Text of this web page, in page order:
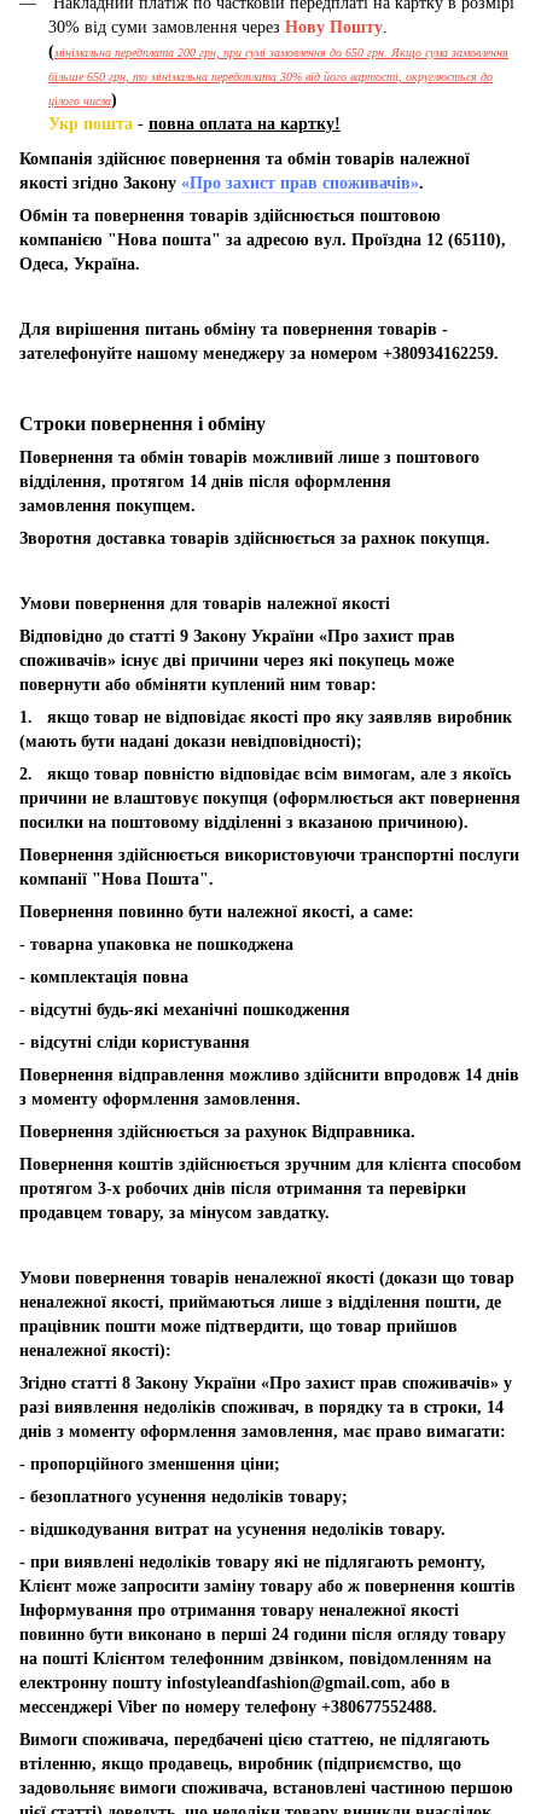
30% від суми замовлення через Нову Пошту.
(мінімальна передплата 200 грн, при сумі замовлення до 650 грн. Якщо сума замовлення
більше 650 грн, то мінімальна передоплата 30% від його вартості, округлюється до
цілого числа)
Укр пошта - повна оплата на картку!
Компанія здійснює повернення та обмін товарів належної
якості згідно Закону «Про захист прав споживачів».
Обмін та повернення товарів здійснюється поштовою
компанією "Нова пошта" за адресою вул. Проїздна 12 (65110),
Одеса, Україна.
Для вирішення питань обміну та повернення товарів -
зателефонуйте нашому менеджеру за номером +380934162259.
Строки повернення і обміну
Повернення та обмін товарів можливий лише з поштового
відділення, протягом 14 днів після оформлення
замовлення покупцем.
Зворотня доставка товарів здійснюється за рахнок покупця.
Умови повернення для товарів належної якості
Відповідно до статті 9 Закону України «Про захист прав
споживачів» існує дві причини через які покупець може
повернути або обміняти куплений ним товар:
1. якщо товар не відповідає якості про яку заявляв виробник
(мають бути надані докази невідповідності);
2. якщо товар повністю відповідає всім вимогам, але з якоїсь
причини не влаштовує покупця (оформлюється акт повернення
посилки на поштовому відділенні з вказаною причиною).
Повернення здійснюється використовуючи транспортні послуги
компанії "Нова Пошта".
Повернення повинно бути належної якості, а саме:
- товарна упаковка не пошкоджена
- комплектація повна
- відсутні будь-які механічні пошкодження
- відсутні сліди користування
Повернення відправлення можливо здійснити впродовж 14 днів
з моменту оформлення замовлення.
Повернення здійснюється за рахунок Відправника.
Повернення коштів здійснюється зручним для клієнта способом
протягом 3-х робочих днів після отримання та перевірки
продавцем товару, за мінусом завдатку.
Умови повернення товарів неналежної якості (докази що товар
неналежної якості, приймаються лише з відділення пошти, де
працівник пошти може підтвердити, що товар прийшов
неналежної якості):
Згідно статті 8 Закону України «Про захист прав споживачів» у
разі виявлення недоліків споживач, в порядку та в строки, 14
днів з моменту оформлення замовлення, має право вимагати:
- пропорційного зменшення ціни;
- безоплатного усунення недоліків товару;
- відшкодування витрат на усунення недоліків товару.
- при виявлені недоліків товару які не підлягають ремонту,
Клієнт може запросити заміну товару або ж повернення коштів
Інформування про отримання товару неналежної якості
повинно бути виконано в перші 24 години після огляду товару
на пошті Клієнтом телефонним дзвінком, повідомленням на
електронну пошту infostyleandfashion@gmail.com, або в
мессенджері Viber по номеру телефону +380677552488.
Вимоги споживача, передбачені цією статтею, не підлягають
втіленню, якщо продавець, виробник (підприємство, що
задовольняє вимоги споживача, встановлені частиною першою